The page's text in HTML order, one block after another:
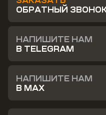
ОБРАТНЫЙ
НАПИШИТЕ НАМ
В TELEGRAM
НАПИШИТЕ НАМ
В MAX